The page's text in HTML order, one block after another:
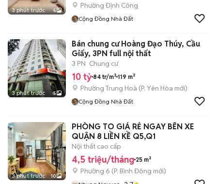
3 phút trước 5
Phường Định Công
Cộng Đồng Nhà Đất
3 phút trước 5
Bán chung cư Hoàng Đạo Thúy, Cầu
Giấy, 3PN full nội thất
3 PN Chung cư
10 tỷ 84 tr/m² 119 m²
Phường Trung Hoà (P. Yên Hòa mới)
Cộng Đồng Nhà Đất
3 phút trước 10
PHÒNG TO GIÁ RẺ NGAY BẾN XE
QUẬN 8 LIỀN KỀ Q5,Q1
Nội thất cao cấp
4,5 triệu/tháng 25 m²
Phường 6 (P. Bình Đông mới)